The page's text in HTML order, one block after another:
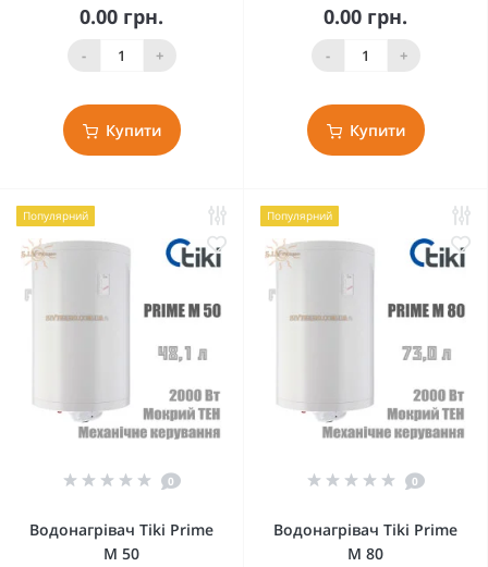
0.00 грн.
- +
Купити
0.00 грн.
- +
Купити
Популярний
0
Водонагрівач Tiki Prime
M 50
Популярний
0
Водонагрівач Tiki Prime
M 80